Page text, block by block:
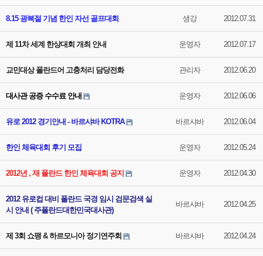
8.15 광복절 기념 한인 자선 골프대회 생강 2012.07.31
제 11차 세계 한상대회 개최 안내 운영자 2012.07.17
교민대상 폴란드어 고충처리 담당전화 관리자 2012.06.20
대사관 공증 수수료 안내 운영자 2012.06.06
유로 2012 경기안내 - 바르샤바 KOTRA 바르샤바 2012.06.04
한인 체육대회 후기 모집 운영자 2012.05.24
2012년 , 재 폴란드 한인 체육대회 공지 운영자 2012.04.30
2012 유로컵 대비 폴란드 국경 임시 검문검색 실
시 안내 ( 주폴란드대한민국대사관)
바르샤바 2012.04.25
제 3회 쇼팽 & 하르모니아 정기연주회 바르샤바 2012.04.24